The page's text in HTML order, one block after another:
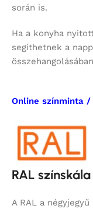
során is.
Ha a konyha
segíthetnek a
Online színminta /
RAL színskála
A RAL a